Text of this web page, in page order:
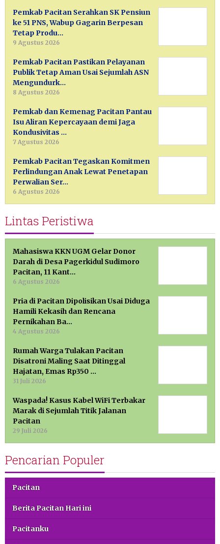
Pemkab Pacitan Serahkan SK Pensiun
ke 51 PNS, Wabup Gagarin Berpesan
Tetap Produ…
9 Agustus 2026
Pemkab Pacitan Pastikan Pelayanan
Publik Tetap Aman Usai Sejumlah ASN
Mengundurk…
8 Agustus 2026
Pemkab dan Kemenag Pacitan Pantau
Isu Aliran Kepercayaan demi Jaga
Kondusivitas …
7 Agustus 2026
Pemkab Pacitan Tegaskan Komitmen
Perlindungan Anak Lewat Penetapan
Perwalian Ser…
6 Agustus 2026
Lintas Peristiwa
Mahasiswa KKN UGM Gelar Donor
Darah di Desa Pagerkidul Sudimoro
Pacitan, 11 Kant…
6 Agustus 2026
Pria di Pacitan Dipolisikan Usai Diduga
Hamili Kekasih dan Rencana
Pernikahan Ba…
4 Agustus 2026
Rumah Warga Tulakan Pacitan
Disatroni Maling Saat Ditinggal
Hajatan, Emas Rp350 …
31 Juli 2026
Waspada! Kasus Kabel WiFi Terbakar
Marak di Sejumlah Titik Jalanan
Pacitan
29 Juli 2026
Pencarian Populer
Pacitan
Berita Pacitan Hari ini
Pacitanku